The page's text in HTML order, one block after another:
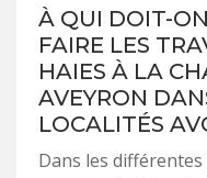
À QUI DOIT-
FAIRE LES
HAIES À LA
AVEYRON
LOCALITÉS
Dans les